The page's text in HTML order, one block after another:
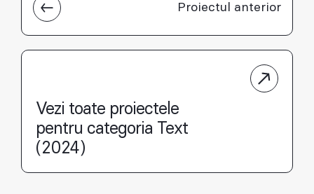
Proiectul anterior
Vezi toate proiectele
pentru categoria Text
(2024)